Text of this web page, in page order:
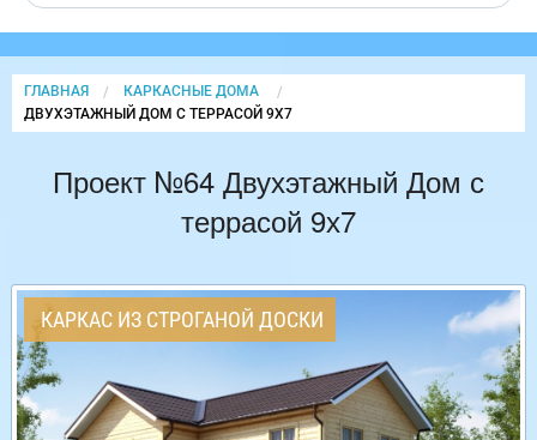
ГЛАВНАЯ
КАРКАСНЫЕ ДОМА
CURRENT:
ДВУХЭТАЖНЫЙ ДОМ С ТЕРРАСОЙ 9Х7
Проект №64 Двухэтажный Дом с
террасой 9х7
КАРКАС ИЗ СТРОГАНОЙ ДОСКИ